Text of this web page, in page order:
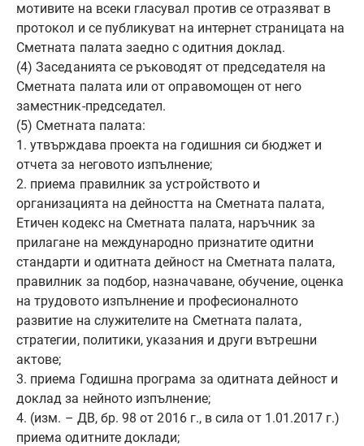
мотивите на всеки гласувал против се отразяват в
протокол и се публикуват на интернет страницата на
Сметната палата заедно с одитния доклад.
(4) Заседанията се ръководят от председателя на
Сметната палата или от оправомощен от него
заместник-председател.
(5) Сметната палата:
1. утвърждава проекта на годишния си бюджет и
отчета за неговото изпълнение;
2. приема правилник за устройството и
организацията на дейността на Сметната палата,
Етичен кодекс на Сметната палата, наръчник за
прилагане на международно признатите одитни
стандарти и одитната дейност на Сметната палата,
правилник за подбор, назначаване, обучение, оценка
на трудовото изпълнение и професионалното
развитие на служителите на Сметната палата,
стратегии, политики, указания и други вътрешни
актове;
3. приема Годишна програма за одитната дейност и
доклад за нейното изпълнение;
4. (изм. – ДВ, бр. 98 от 2016 г., в сила от 1.01.2017 г.)
приема одитните доклади;